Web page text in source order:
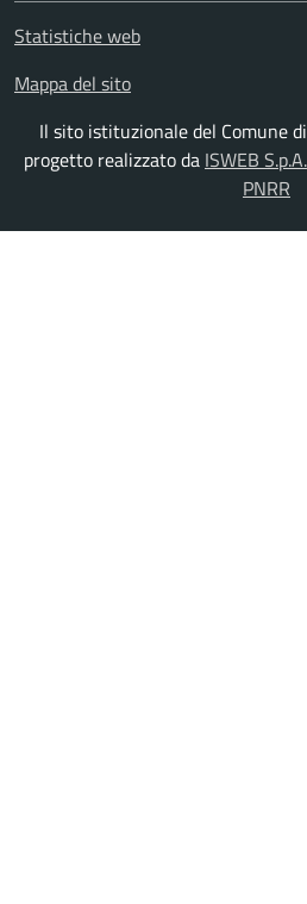
Statistiche web
Mappa del sito
Il sito istituzionale del Comune
progetto realizzato da ISWEB S.p.A.
PNRR